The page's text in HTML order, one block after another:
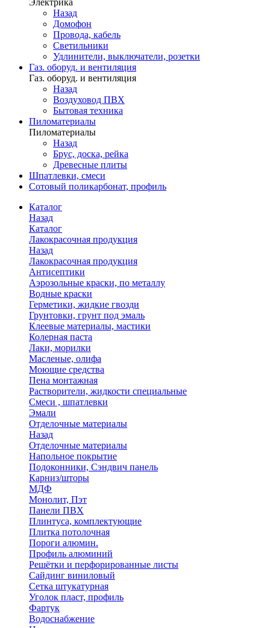
Электрика
Назад
Домофон
Провода, кабель
Светильники
Удлинители, выключатели, розетки
Газ. оборуд. и вентиляция
Газ. оборуд. и вентиляция
Назад
Воздуховод ПВХ
Бытовая техника
Пиломатериалы
Пиломатериалы
Назад
Брус, доска, рейка
Древесные плиты
Шпатлевки, смеси
Сотовый поликарбонат, профиль
Каталог
Назад
Каталог
Лакокрасочная продукция
Назад
Лакокрасочная продукция
Антисептики
Аэрозольные краски, по металлу
Водные краски
Герметики, жидкие гвозди
Грунтовки, грунт под эмаль
Клеевые материалы, мастики
Колерная паста
Лаки, морилки
Масленые, олифа
Моющие средства
Пена монтажная
Растворители, жидкости специальные
Смеси , шпатлевки
Эмали
Отделочные материалы
Назад
Отделочные материалы
Напольное покрытие
Подоконники, Сэндвич панель
Карниз/шторы
МДФ
Монолит, Пэт
Панели ПВХ
Плинтуса, комплектующие
Плитка потолочная
Пороги алюмин.
Профиль алюминий
Решётки и перфорированные листы
Сайдинг виниловый
Сетка штукатурная
Уголок пласт, профиль
Фартук
Водоснабжение